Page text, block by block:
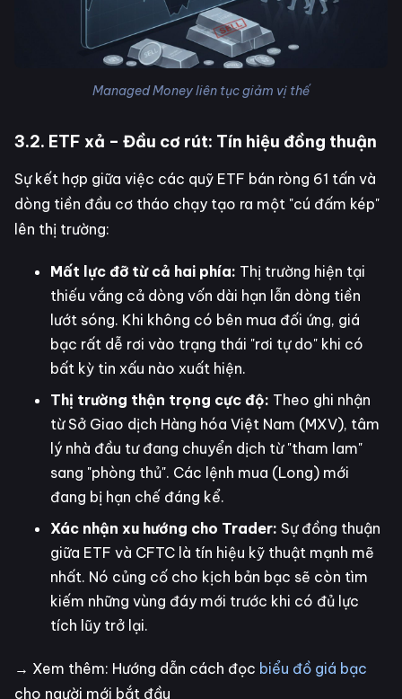
Managed Money liên tục giảm vị thế
3.2. ETF xả – Đầu cơ rút: Tín hiệu đồng thuận
Sự kết hợp giữa việc các quỹ ETF bán ròng 61 tấn và
dòng tiền đầu cơ tháo chạy tạo ra một "cú đấm kép"
lên thị trường:
Mất lực đỡ từ cả hai phía: Thị trường hiện tại
thiếu vắng cả dòng vốn dài hạn lẫn dòng tiền
lướt sóng. Khi không có bên mua đối ứng, giá
bạc rất dễ rơi vào trạng thái "rơi tự do" khi có
bất kỳ tin xấu nào xuất hiện.
Thị trường thận trọng cực độ: Theo ghi nhận
từ Sở Giao dịch Hàng hóa Việt Nam (MXV), tâm
lý nhà đầu tư đang chuyển dịch từ "tham lam"
sang "phòng thủ". Các lệnh mua (Long) mới
đang bị hạn chế đáng kể.
Xác nhận xu hướng cho Trader: Sự đồng thuận
giữa ETF và CFTC là tín hiệu kỹ thuật mạnh mẽ
nhất. Nó củng cố cho kịch bản bạc sẽ còn tìm
kiếm những vùng đáy mới trước khi có đủ lực
tích lũy trở lại.
→ Xem thêm: Hướng dẫn cách đọc biểu đồ giá bạc
cho người mới bắt đầu